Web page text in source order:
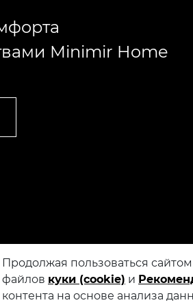
Minimir Home
Продолжая пользоваться
файлов куки (cookie) и
контента на основе анализа